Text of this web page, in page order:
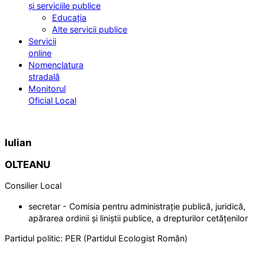
și serviciile publice
Educația
Alte servicii publice
Servicii
online
Nomenclatura
stradală
Monitorul
Oficial Local
Iulian
OLTEANU
Consilier Local
secretar - Comisia pentru administrație publică, juridică,
apărarea ordinii și liniștii publice, a drepturilor cetățenilor
Partidul politic: PER (Partidul Ecologist Român)